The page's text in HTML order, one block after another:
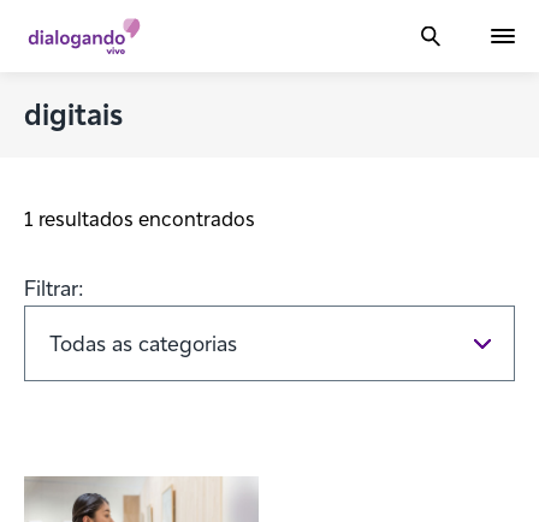
digitais
1 resultados encontrados
Filtrar: